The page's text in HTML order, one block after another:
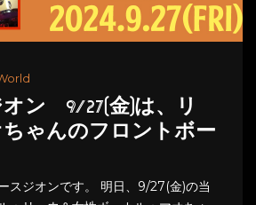
ン 9/27(金)は、リ
ゃんのフロントボー
スジオンです。 明日、9/27(金)の当